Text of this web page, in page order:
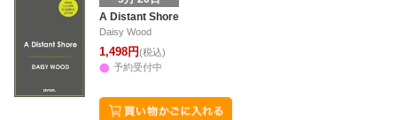
A Distant Shore
Daisy Wood
1,498円(税込)
予約受付中